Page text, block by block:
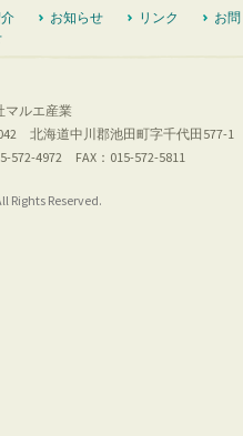
お知らせ リンク
お問
マルエ産業
北海道中川郡池田町字千代田577-1
572-4972 FAX：015-572-5811
Rights Reserved.